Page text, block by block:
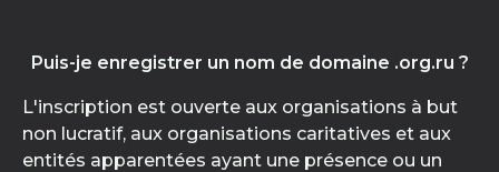
Puis-je enregistrer un nom de domaine .org.ru ?
L'inscription est ouverte aux organisations à but
non lucratif, aux organisations caritatives et aux
entités apparentées ayant une présence ou un